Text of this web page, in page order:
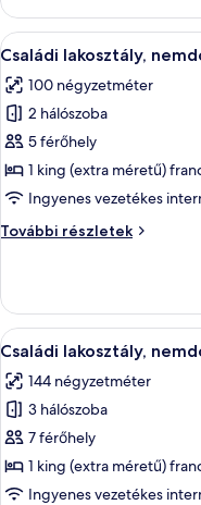
méretű)
franciaágy,
konyha
(extra
méretű)
franciaágy,
további
részletei
A
következő
szoba
összes
képének
megtekintése:
Családi
nemdohányzó,
8
Családi lakosztály,
100 négyzetméter
2 hálószoba
5 férőhely
1 king (extra méretű)
Ingyenes vezetékes
További részletek
Családi
további
részletei
A
következő
szoba
összes
képének
megtekintése:
Családi
7
Családi lakosztály,
144 négyzetméter
3 hálószoba
7 férőhely
1 king (extra méretű)
Ingyenes vezetékes